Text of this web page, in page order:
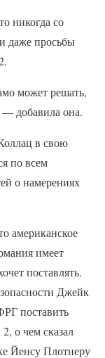
никогда со
даже просьбы
может решать,
— добавила она.
в свою
по всем
о намерениях
американское
имеет
поставлять.
Джейк
поставить
о чем сказал
Йенсу Плотнеру